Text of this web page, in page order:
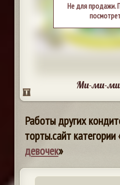
Не для продажи.
Ми-ми-
Работы других
торты.сайт категории
девочек»